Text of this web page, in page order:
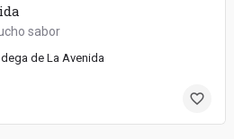
sabor
de La Avenida